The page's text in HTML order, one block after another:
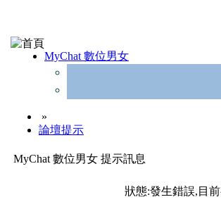
MyChat 數位男女
»
論壇提示
MyChat 數位男女 提示訊息
狀態:發生錯誤,目